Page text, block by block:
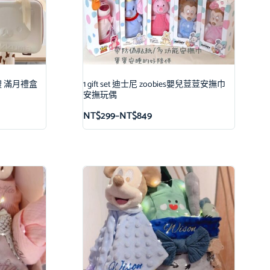
滿月禮盒 1 gift set 迪士尼 zoobies嬰兒荳荳安撫巾
安撫玩偶
NT$299–NT$849